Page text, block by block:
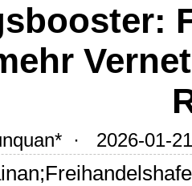
· 2026-01-